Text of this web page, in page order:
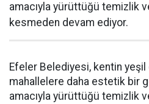
amacıyla yürüttüğü temizlik
kesmeden devam ediyor.
Efeler Belediyesi, kentin
mahallelere daha estetik bir
amacıyla yürüttüğü temizlik